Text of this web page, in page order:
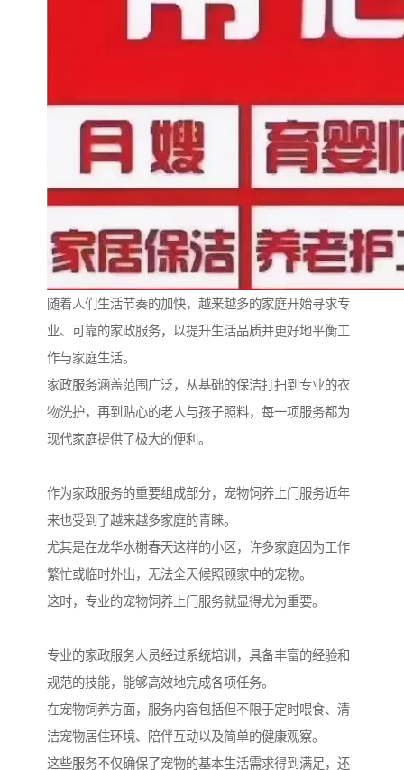
随着人们生活节奏的加快，越来越多的家庭开始寻求专
业、可靠的家政服务，以提升生活品质并更好地平衡工
作与家庭生活。
家政服务涵盖范围广泛，从基础的保洁打扫到专业的衣
物洗护，再到贴心的老人与孩子照料，每一项服务都为
现代家庭提供了极大的便利。
作为家政服务的重要组成部分，宠物饲养上门服务近年
来也受到了越来越多家庭的青睐。
尤其是在龙华水榭春天这样的小区，许多家庭因为工作
繁忙或临时外出，无法全天候照顾家中的宠物。
这时，专业的宠物饲养上门服务就显得尤为重要。
专业的家政服务人员经过系统培训，具备丰富的经验和
规范的技能，能够高效地完成各项任务。
在宠物饲养方面，服务内容包括但不限于定时喂食、清
洁宠物居住环境、陪伴互动以及简单的健康观察。
这些服务不仅确保了宠物的基本生活需求得到满足，还